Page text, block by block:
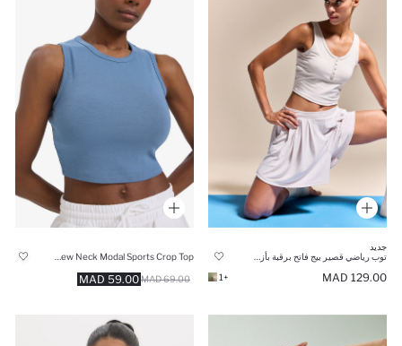
جديد
توب رياضي قصير بيج فاتح برقبة بأزرار
129.00 MAD
+1
DeFactoFit Crew Neck Modal Sports Crop Top
59.00 MAD 69.00 MAD